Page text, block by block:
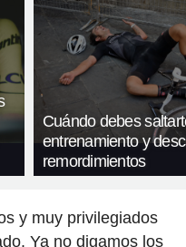
Cuándo debes
entrenamiento y
remordimientos
y muy privilegiados
Ya no digamos los